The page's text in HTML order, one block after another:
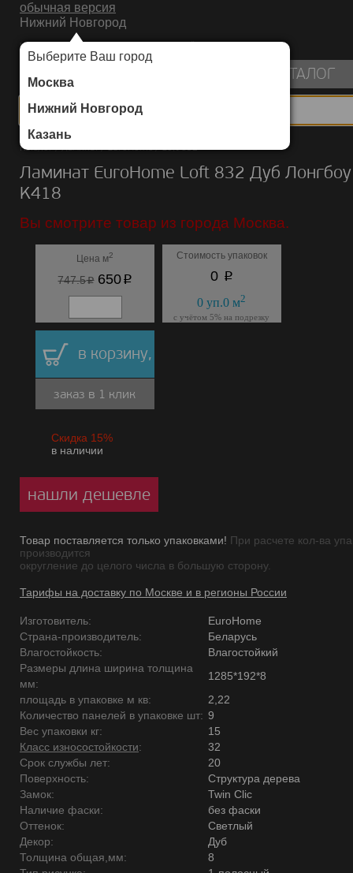
обычная версия
Нижний Новгород
Выберите Ваш город
Москва
Нижний Новгород
Казань
ИНТЕРНЕТ-МАГАЗИН НАПОЛЬНЫХ ПОКРЫТИЙ
КАТАЛОГ
Каталог/Ламинат/EuroHome/Loft 832
Ламинат EuroHome Loft 832 Дуб Лонгбоу
K418
Вы смотрите товар из города Москва.
Цена м2
747.5p650p
Стоимость упаковок
0 p
0 уп.0 м2
с учётом 5% на подрезку
в корзину,
заказ в 1 клик
Скидка 15%
в наличии
нашли дешевле
Товар поставляется только упаковками! При расчете кол-ва
производится
округление до целого числа в большую сторону.
Тарифы на доставку по Москве и в регионы России
Изготовитель:
EuroHome
Страна-производитель:
Беларусь
Влагостойкость:
Влагостойкий
Размеры длина ширина толщина
мм:
1285*192*8
площадь в упаковке м кв:
2,22
Количество панелей в упаковке шт: 9
Вес упаковки кг:
15
Класс износостойкости:
32
Срок службы лет:
20
Поверхность:
Структура дерева
Замок:
Twin Clic
Наличие фаски:
без фаски
Оттенок:
Светлый
Декор:
Дуб
Толщина общая,мм:
8